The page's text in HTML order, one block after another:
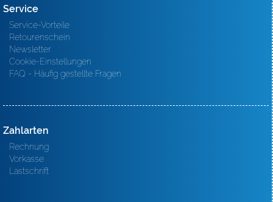
Service
Service-Vorteile
Retourenschein
Newsletter
Cookie-Einstellungen
FAQ - Häufig gestellte Fragen
Zahlarten
Rechnung
Vorkasse
Lastschrift